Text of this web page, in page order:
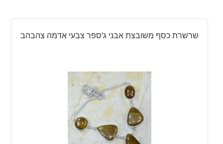
שרשרת כסף משובצת אבני ג'ספר צבעי אדמה צהבהב